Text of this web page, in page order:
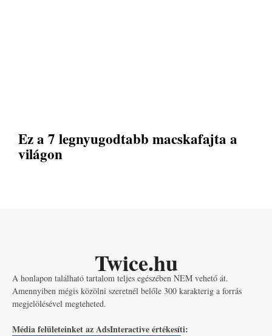
Ez a 7 legnyugodtabb macskafajta a
világon
Twice.hu
A honlapon található tartalom teljes egészében NEM vehető át.
Amennyiben mégis közölni szeretnél belőle 300 karakterig a forrás
megjelölésével megteheted.
Média felületeinket az AdsInteractive értékesíti: